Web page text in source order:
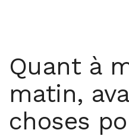
Quant à
matin,
choses